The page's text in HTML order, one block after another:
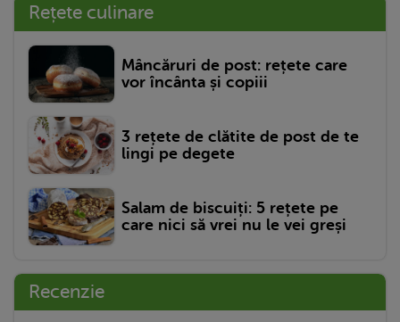
Rețete culinare
Mâncăruri de post: rețete care
vor încânta și copiii
3 rețete de clătite de post de te
lingi pe degete
Salam de biscuiți: 5 rețete pe
care nici să vrei nu le vei greși
Recenzie